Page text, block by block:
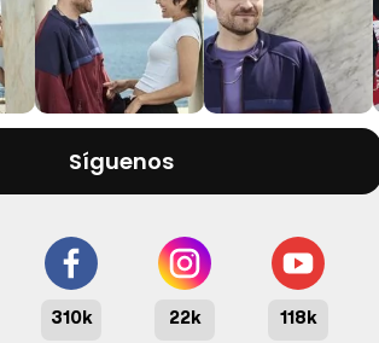
Síguenos
310k 22k 118k